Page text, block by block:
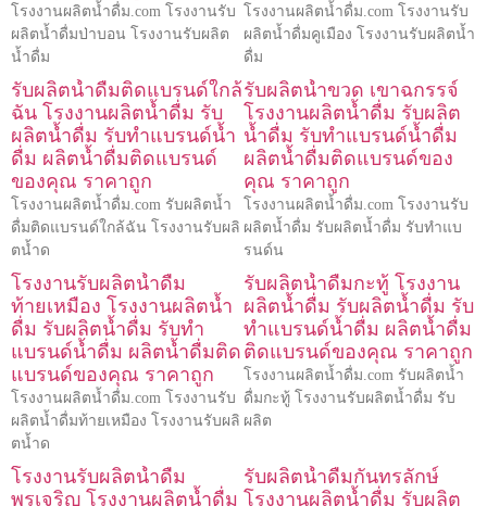
โรงงานผลิตน้ำดื่ม.com โรงงานรับ
ผลิตน้ำดื่มป่าบอน โรงงานรับผลิต
น้ำดื่ม
โรงงานผลิตน้ำดื่ม.com โรงงานรับ
ผลิตน้ำดื่มคูเมือง โรงงานรับผลิตน้ำ
ดื่ม
รับผลิตน้ำดื่มติดแบรนด์ใกล้
ฉัน โรงงานผลิตน้ำดื่ม รับ
ผลิตน้ำดื่ม รับทำแบรนด์น้ำ
ดื่ม ผลิตน้ำดื่มติดแบรนด์
ของคุณ ราคาถูก
โรงงานผลิตน้ำดื่ม.com รับผลิตน้ำ
ดื่มติดแบรนด์ใกล้ฉัน โรงงานรับผลิ
ตน้ำด
รับผลิตน้ำขวด เขาฉกรรจ์
โรงงานผลิตน้ำดื่ม รับผลิต
น้ำดื่ม รับทำแบรนด์น้ำดื่ม
ผลิตน้ำดื่มติดแบรนด์ของ
คุณ ราคาถูก
โรงงานผลิตน้ำดื่ม.com โรงงานรับ
ผลิตน้ำดื่ม รับผลิตน้ำดื่ม รับทำแบ
รนด์น
โรงงานรับผลิตน้ำดื่ม
ท้ายเหมือง โรงงานผลิตน้ำ
ดื่ม รับผลิตน้ำดื่ม รับทำ
แบรนด์น้ำดื่ม ผลิตน้ำดื่มติด
แบรนด์ของคุณ ราคาถูก
โรงงานผลิตน้ำดื่ม.com โรงงานรับ
ผลิตน้ำดื่มท้ายเหมือง โรงงานรับผลิ
ตน้ำด
รับผลิตน้ำดื่มกะทู้ โรงงาน
ผลิตน้ำดื่ม รับผลิตน้ำดื่ม รับ
ทำแบรนด์น้ำดื่ม ผลิตน้ำดื่ม
ติดแบรนด์ของคุณ ราคาถูก
โรงงานผลิตน้ำดื่ม.com รับผลิตน้ำ
ดื่มกะทู้ โรงงานรับผลิตน้ำดื่ม รับ
ผลิต
โรงงานรับผลิตน้ำดื่ม
พรเจริญ โรงงานผลิตน้ำดื่ม
รับผลิตน้ำดื่มกันทรลักษ์
โรงงานผลิตน้ำดื่ม รับผลิต